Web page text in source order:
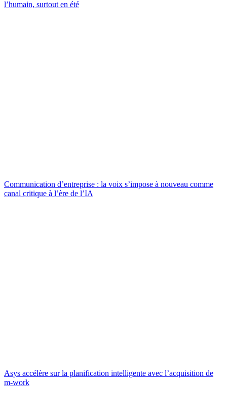
l’humain, surtout en été
Communication d’entreprise : la voix s’impose à nouveau comme
canal critique à l’ère de l’IA
Asys accélère sur la planification intelligente avec l’acquisition de
m-work